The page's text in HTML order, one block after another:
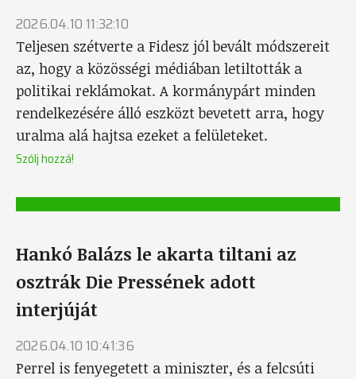
2026.04.10 11:32:10
Teljesen szétverte a Fidesz jól bevált módszereit
az, hogy a közösségi médiában letiltották a
politikai reklámokat. A kormánypárt minden
rendelkezésére álló eszközt bevetett arra, hogy
uralma alá hajtsa ezeket a felületeket.
Szólj hozzá!
Hankó Balázs le akarta tiltani az
osztrák Die Pressének adott
interjúját
2026.04.10 10:41:36
Perrel is fenyegetett a miniszter, és a felcsúti